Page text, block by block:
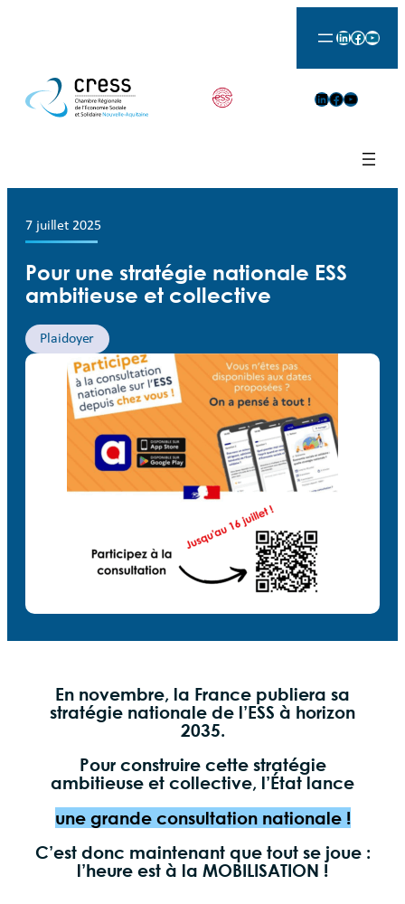
LinkedIn
Facebook
LinkedIn
Facebook
YouTube
7 juillet 2025
Pour une stratégie nationale ESS
ambitieuse et collective
Plaidoyer
En novembre, la France publiera sa
stratégie nationale de l’ESS à horizon
2035.
Pour construire cette stratégie
ambitieuse et collective, l’État lance
une grande consultation nationale!
C’est donc maintenant que tout se joue :
l’heure est à la MOBILISATION !